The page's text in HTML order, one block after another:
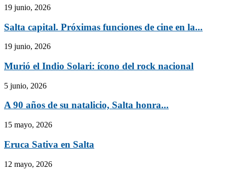
19 junio, 2026
Salta capital. Próximas funciones de cine en la...
19 junio, 2026
Murió el Indio Solari: ícono del rock nacional
5 junio, 2026
A 90 años de su natalicio, Salta honra...
15 mayo, 2026
Eruca Sativa en Salta
12 mayo, 2026